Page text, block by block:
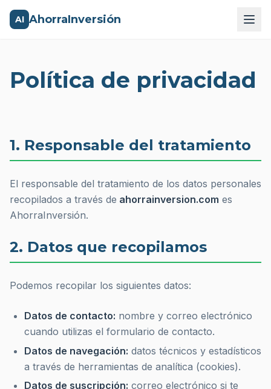
AI AhorraInversión
Política de privacidad
1. Responsable del tratamiento
El responsable del tratamiento de los datos personales
recopilados a través de ahorrainversion.com es
AhorraInversión.
2. Datos que recopilamos
Podemos recopilar los siguientes datos:
Datos de contacto: nombre y correo electrónico
cuando utilizas el formulario de contacto.
Datos de navegación: datos técnicos y estadísticos
a través de herramientas de analítica (cookies).
Datos de suscripción: correo electrónico si te